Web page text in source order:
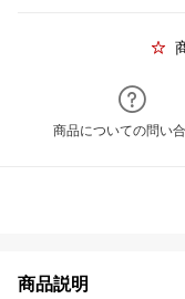
商品についての問い
商品説明